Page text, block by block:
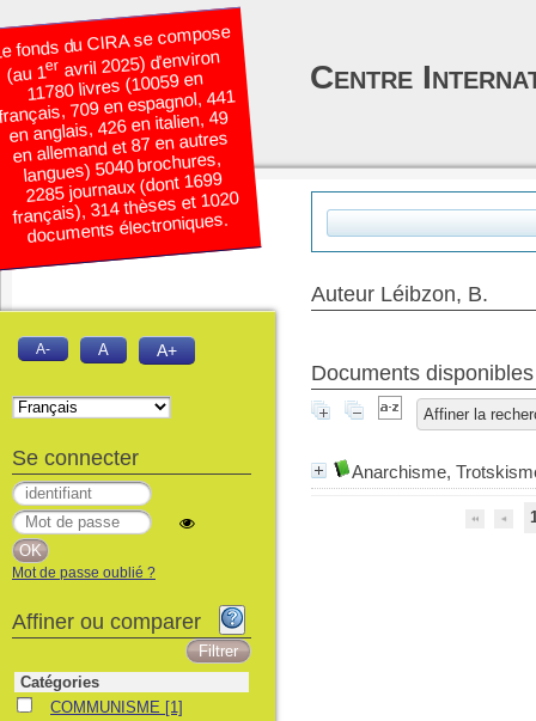
Auteur Léibzon, B.
Documents
Affiner la
Anarchisme,
fonds du CIRA se compose
(au 1eravril 2025) d’environ
11780 livres (10059 en
709 en espagnol, 441
en anglais, 426 en italien, 49
en allemand et 87 en autres
langues) 5040 brochures,
2285 journaux (dont 1699
français), 314 thèses et 1020
documents électroniques.
Centre
A- A A+
Se connecter
Mot de passe oublié ?
Affiner ou comparer
Catégories
COMMUNISME
COMMUNISME [1]